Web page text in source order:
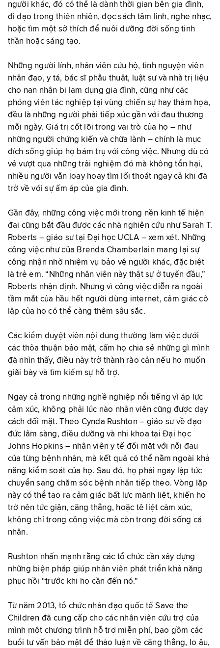
người khác, đó có thể là dành thời gian bên gia đình,
đi dạo trong thiên nhiên, đọc sách tâm linh, nghe nhạc,
hoặc tìm một sở thích để nuôi dưỡng đời sống tinh
thần hoặc sáng tạo.
Những người lính, nhân viên cứu hộ, tình nguyện viên
nhân đạo, y tá, bác sĩ phẫu thuật, luật sư và nhà trị liệu
cho nạn nhân bị lạm dụng gia đình, cũng như các
phóng viên tác nghiệp tại vùng chiến sự hay thảm họa,
đều là những người phải tiếp xúc gần với đau thương
mỗi ngày. Giá trị cốt lõi trong vai trò của họ – như
những người chứng kiến và chữa lành – chính là mục
đích sống giúp họ bám trụ với công việc. Nhưng dù có
vẻ vượt qua những trải nghiệm đó mà không tổn hại,
nhiều người vẫn loay hoay tìm lối thoát ngay cả khi đã
trở về với sự ấm áp của gia đình.
Gần đây, những công việc mới trong nền kinh tế hiện
đại cũng bắt đầu được các nhà nghiên cứu như Sarah T.
Roberts – giáo sư tại Đại học UCLA – xem xét. Những
công việc như của Brenda Chamberlain mang lại sự
công nhận nhờ nhiệm vụ bảo vệ người khác, đặc biệt
là trẻ em. “Những nhân viên này thật sự ở tuyến đầu,”
Roberts nhận định. Nhưng vì công việc diễn ra ngoài
tầm mắt của hầu hết người dùng internet, cảm giác cô
lập của họ có thể càng thêm sâu sắc.
Các kiểm duyệt viên nội dung thường làm việc dưới
các thỏa thuận bảo mật, cấm họ chia sẻ những gì mình
đã nhìn thấy, điều này trở thành rào cản nếu họ muốn
giãi bày và tìm kiếm sự hỗ trợ.
Ngay cả trong những nghề nghiệp nổi tiếng vì áp lực
cảm xúc, không phải lúc nào nhân viên cũng được dạy
cách đối mặt. Theo Cynda Rushton – giáo sư về đạo
đức lâm sàng, điều dưỡng và nhi khoa tại Đại học
Johns Hopkins – nhân viên y tế đối mặt với nỗi đau
của từng bệnh nhân, mà kết quả có thể nằm ngoài khả
năng kiểm soát của họ. Sau đó, họ phải ngay lập tức
chuyển sang chăm sóc bệnh nhân tiếp theo. Vòng lặp
này có thể tạo ra cảm giác bất lực mãnh liệt, khiến họ
trở nên tức giận, căng thẳng, hoặc tê liệt cảm xúc,
không chỉ trong công việc mà còn trong đời sống cá
nhân.
Rushton nhấn mạnh rằng các tổ chức cần xây dựng
những biện pháp giúp nhân viên phát triển khả năng
phục hồi “trước khi họ cần đến nó.”
Từ năm 2013, tổ chức nhân đạo quốc tế Save the
Children đã cung cấp cho các nhân viên cứu trợ của
mình một chương trình hỗ trợ miễn phí, bao gồm các
buổi tư vấn bảo mật để thảo luận về căng thẳng, lo âu,